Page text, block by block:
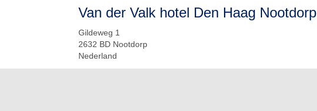
Van der Valk hotel Den Haag Nootdorp
Gildeweg 1
2632 BD Nootdorp
Nederland